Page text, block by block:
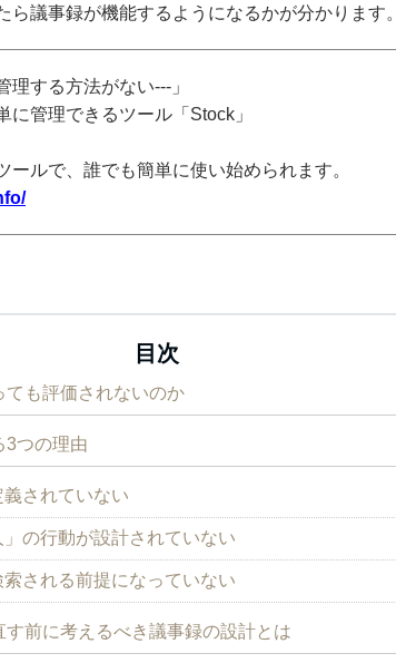
ら議事録が機能するようになるかが分かります。
理する方法がない---」
管理できるツール「Stock」
ールで、誰でも簡単に使い始められます。
目次
ても評価されないのか
3つの理由
義されていない
」の行動が設計されていない
索される前提になっていない
す前に考えるべき議事録の設計とは